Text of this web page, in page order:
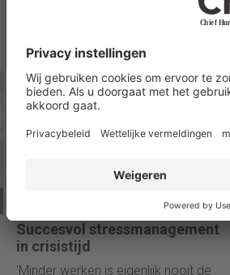
Het is duidelijk dat een groot deel van
de miljoenen kenniswerkers in dit land
niet digitaal ‘fit’ is, stelt technologie-
Succesvol stressmanagement
in crisistijd
'Minder werken is eigenlijk nooit de